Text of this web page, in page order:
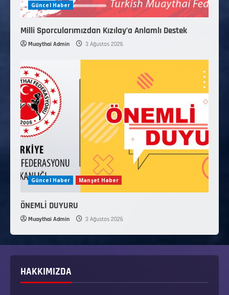
Güncel Haber
Milli Sporcularımızdan Kızılay’a Anlamlı Destek
Muaythai Admin 3 Ağustos 2026
Güncel Haber Manşet Haber
ÖNEMLİ DUYURU
Muaythai Admin 3 Ağustos 2026
HAKKIMIZDA